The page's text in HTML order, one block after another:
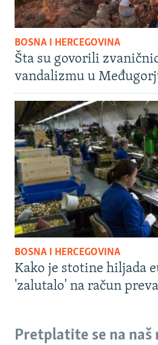
BOSNA I HERCEGOVINA
Šta su govorili
vandalizmu u
BOSNA I HERCEGOVINA
Kako je stotine hiljada
'zalutalo' na račun
Pretplatite se na